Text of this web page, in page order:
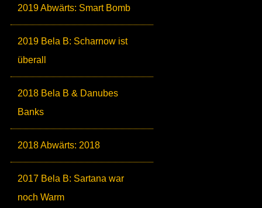
2019 Abwärts: Smart Bomb
2019 Bela B: Scharnow ist
überall
2018 Bela B & Danubes
Banks
2018 Abwärts: 2018
2017 Bela B: Sartana war
noch Warm